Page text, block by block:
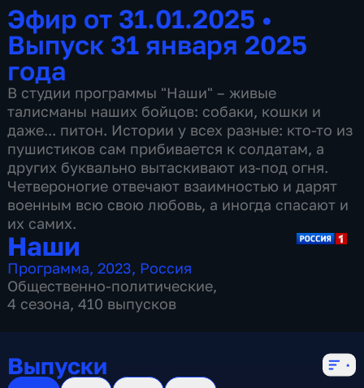
Эфир от 31.01.2025 •
Выпуск 31 января 2025
года
В студии программы "Наши" – живые
талисманы наших бойцов: собаки, кошки и
даже... питон. Истории у всех разные: кто-то из
пушистиков сам прибивается к солдатам, а
других буквально вытаскивают из-под огня.
Четвероногие отвечают взаимностью и дарят
военным всю свою любовь, а иногда спасают и
их самих.
Наши
Программа,2023, Россия
Общественно-политические,
4 сезона, 410 выпусков
Выпуски